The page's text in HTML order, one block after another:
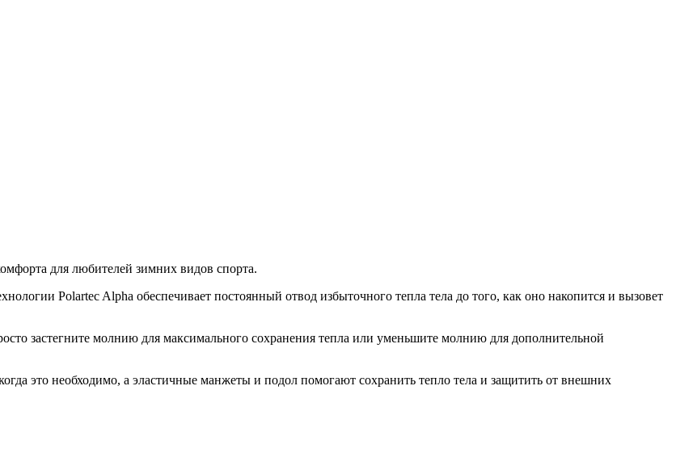
для любителей зимних видов спорта.
Polartec Alpha обеспечивает постоянный отвод избыточного тепла тела до того, как оно накопится и вызовет
застегните молнию для максимального сохранения тепла или уменьшите молнию для дополнительной
это необходимо, а эластичные манжеты и подол помогают сохранить тепло тела и защитить от внешних